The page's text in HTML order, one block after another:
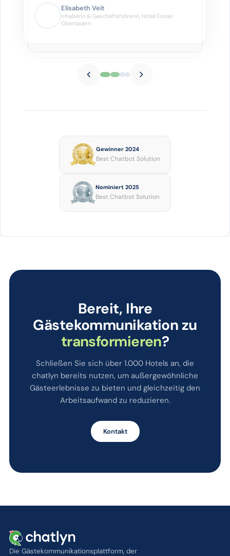
Elisabeth Veit
Inhaberin & Geschäftsführerin, Hotel
Enzian Obertauern
Gewinner 2024
Best Chatbot Solution
Nominiert 2025
Best Chatbot Solution
Bereit, Ihre
Gästekommunikation zu
transformieren?
Schließen Sie sich über 1.000 Hotels an, die
chatlyn bereits nutzen, um außergewöhnliche
Gästeerlebnisse zu bieten und gleichzeitig den
Arbeitsaufwand zu reduzieren.
Kontakt
Die Gästekommunikationsplattform, der